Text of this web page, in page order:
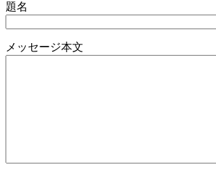
題名
メッセージ本文